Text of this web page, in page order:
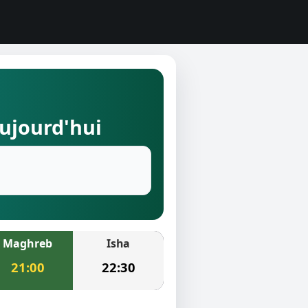
Maghreb
21:00
Isha
22:30